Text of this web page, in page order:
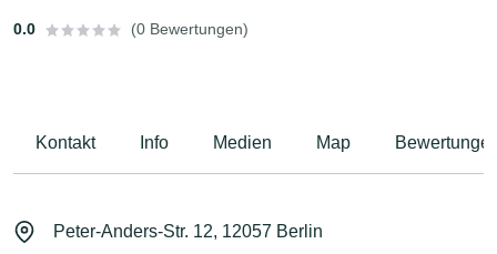
0.0 (0 Bewertungen)
Kontakt Info Medien Map
Peter-Anders-Str. 12, 12057 Berlin